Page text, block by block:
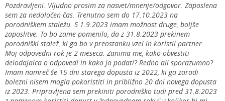
Pozdravljeni. Vljudno prosim za nasvet/mnenje/odgovor. Zaposlena
sem za nedoločen čas. Trenutno sem do 17.10.2023 na
porodniškem staležu. S 1.9.2023 imam možnost druge, boljše
zaposlitve. To bo zame pomenilo, da z 31.8.2023 prekinem
porodniški stalež, ki ga bo v preostanku vzel in koristil partner.
Moj odpovedni rok je 2 meseca. Zanima me, kako obvestiti
delodajalca o odpovedi in kako jo podati? Redno ali sporazumno?
Imam namreč še 15 dni starega dopusta iz 2022, ki ga zaradi
bolezni nisem mogla pokoristiti in približno 20 dni novega dopusta
iz 2023. Pripravljena sem prekiniti porodniško tudi pred 31.8.2023